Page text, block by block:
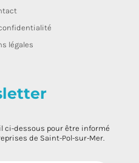
légales
ci-dessous pour être informé
de Saint-Pol-sur-Mer.